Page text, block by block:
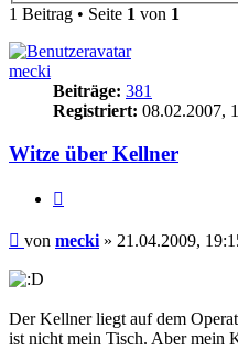
1 Beitrag • Seite 1 von 1
mecki
Beiträge: 381
Registriert: 08.02.2007,
Witze über Kellner
Beitrag
von mecki » 21.04.2009,
Der Kellner liegt auf dem
ist nicht mein Tisch. Aber mein